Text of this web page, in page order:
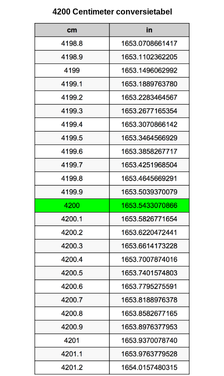
4200 Centimeter conversietabel